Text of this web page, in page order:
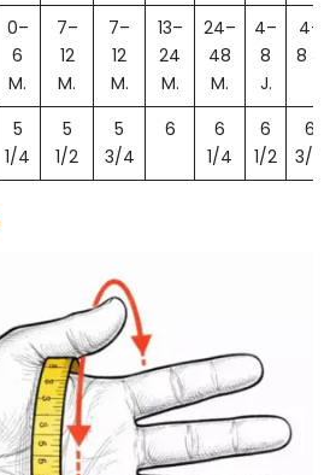
0–
6
M.
7–
12
M.
7–
12
M.
13–
24
M.
24–
48
M.
4–
8
J.
4–
8 J.
5
1/4
5
1/2
5
3/4
6
6
1/4
6
1/2
6
3/4